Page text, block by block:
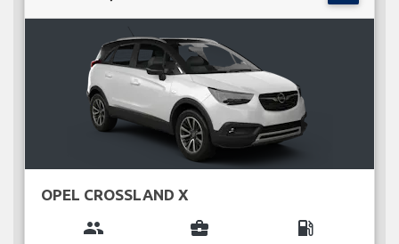
OPEL CROSSLAND X
group business_center local_gas_station